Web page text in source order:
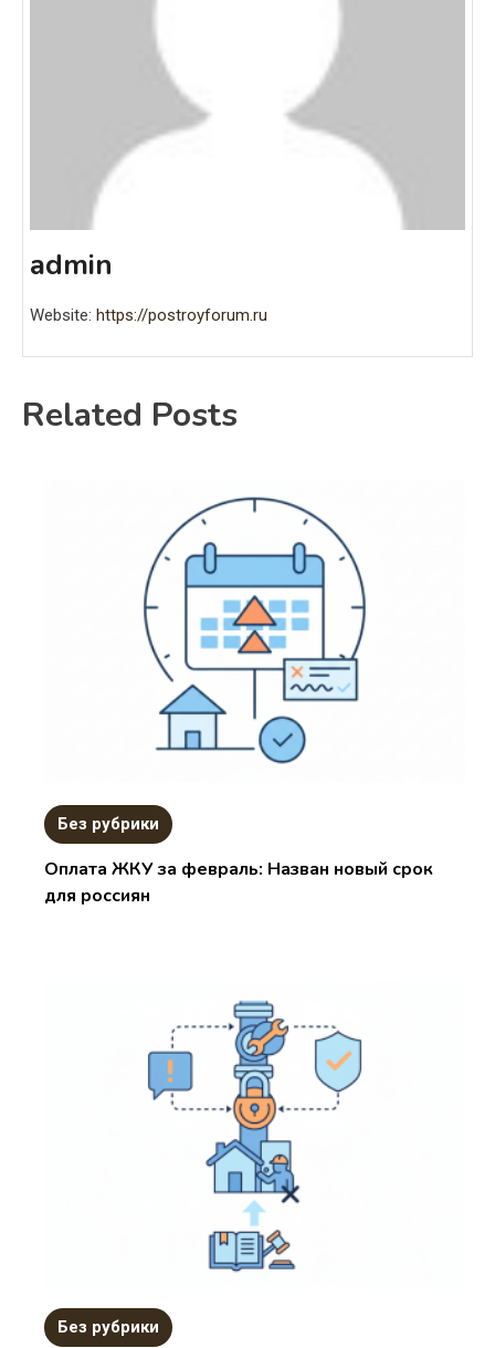
admin
Website: https://postroyforum.ru
Related Posts
Без рубрики
Оплата ЖКУ за февраль: Назван новый срок
для россиян
Без рубрики